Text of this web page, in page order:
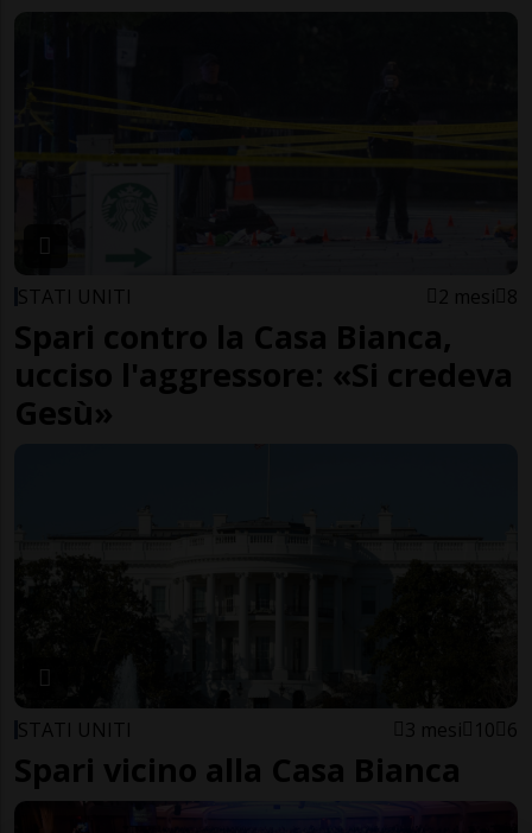
STATI UNITI 2 mesi 8
Spari contro la Casa Bianca,
ucciso l'aggressore: «Si credeva
Gesù»
STATI UNITI 3 mesi 10 6
Spari vicino alla Casa Bianca